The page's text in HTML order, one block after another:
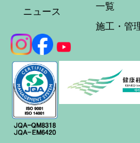
ニュース
一覧
施工・管